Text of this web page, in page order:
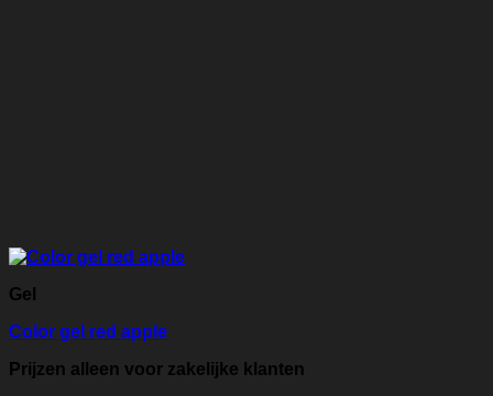
Gel
Color gel red apple
Prijzen alleen voor zakelijke klanten